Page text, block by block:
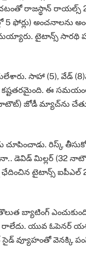
రాజస్థాన్‌ రాయల్స్‌ 20
5 ఫోర్లు) అంచనాలను
టైటాన్స్‌ సారథి
సాహా (5), వేడ్‌
ఈ
నాటౌట్‌) జోడీ మ్యాచ్‌ను
చూపించాడు. రిస్క్‌
డెవిడ్‌ మిల్లర్‌ (32
ఛేదించిన టైటాన్స్‌
బ్యాటింగ్‌
యువ ఓపెనర్‌
వ్యూహంతో వెనక్కి